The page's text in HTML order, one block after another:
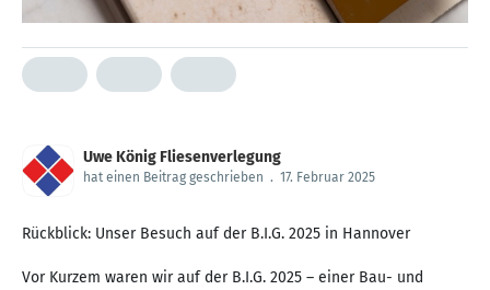
Uwe König Fliesenverlegung
hat einen Beitrag geschrieben . 17. Februar 2025
Rückblick: Unser Besuch auf der B.I.G. 2025 in Hannover
Vor Kurzem waren wir auf der B.I.G. 2025 – einer Bau- und